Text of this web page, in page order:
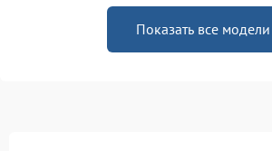
Показать все модели